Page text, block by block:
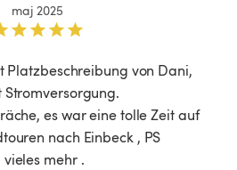
maj 2025
Platzbeschreibung von Dani,
es war eine tolle Zeit auf
nach Einbeck , PS
mehr .